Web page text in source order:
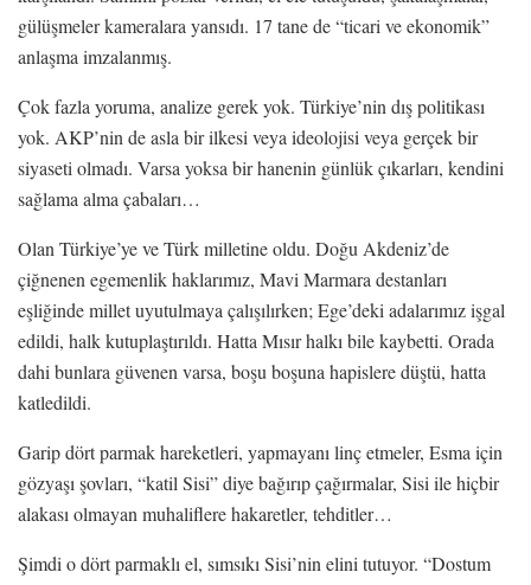
gülüşmeler kameralara yansıdı. 17 tane de “ticari ve ekonomik”
anlaşma imzalanmış.
Çok fazla yoruma, analize gerek yok. Türkiye’nin dış politikası
yok. AKP’nin de asla bir ilkesi veya ideolojisi veya gerçek bir
siyaseti olmadı. Varsa yoksa bir hanenin günlük çıkarları, kendini
sağlama alma çabaları…
Olan Türkiye’ye ve Türk milletine oldu. Doğu Akdeniz’de
çiğnenen egemenlik haklarımız, Mavi Marmara destanları
eşliğinde millet uyutulmaya çalışılırken; Ege’deki adalarımız işgal
edildi, halk kutuplaştırıldı. Hatta Mısır halkı bile kaybetti. Orada
dahi bunlara güvenen varsa, boşu boşuna hapislere düştü, hatta
katledildi.
Garip dört parmak hareketleri, yapmayanı linç etmeler, Esma için
gözyaşı şovları, “katil Sisi” diye bağırıp çağırmalar, Sisi ile hiçbir
alakası olmayan muhaliflere hakaretler, tehditler…
Şimdi o dört parmaklı el, sımsıkı Sisi’nin elini tutuyor. “Dostum